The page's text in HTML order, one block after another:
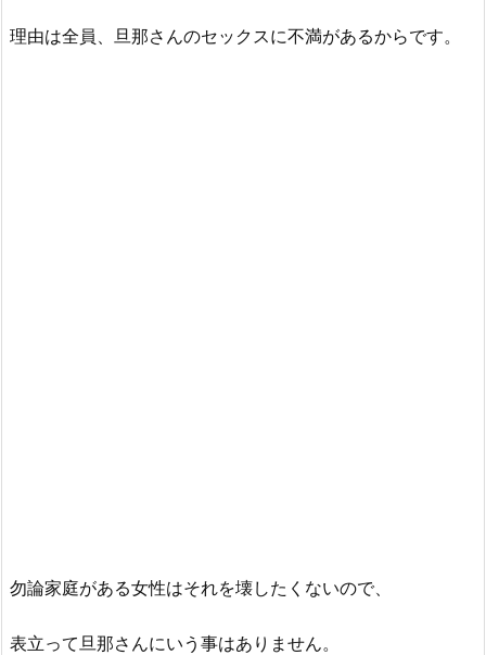
理由は全員、旦那さんのセックスに不満があるからです。
勿論家庭がある女性はそれを壊したくないので、
表立って旦那さんにいう事はありません。